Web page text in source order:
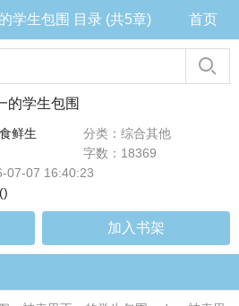
学生包围 目录 (共5章) 首页
的学生包围
鲜生
分类：综合其他
字数：18369
07-07 16:40:23
加入书架